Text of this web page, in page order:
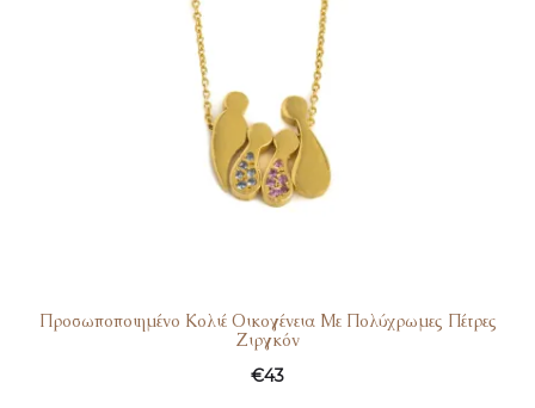
Προσωποποιημένο Κολιέ Οικογένεια Με Πολύχρωμες Πέτρες
Ζιργκόν
€43